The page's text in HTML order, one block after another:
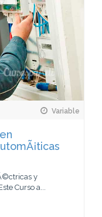
Variable
y
Curso a...